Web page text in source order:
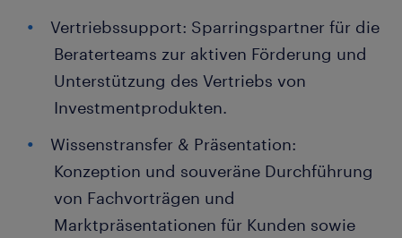
Vertriebssupport: Sparringspartner für die
Beraterteams zur aktiven Förderung und
Unterstützung des Vertriebs von
Investmentprodukten.
Wissenstransfer & Präsentation:
Konzeption und souveräne Durchführung
von Fachvorträgen und
Marktpräsentationen für Kunden sowie